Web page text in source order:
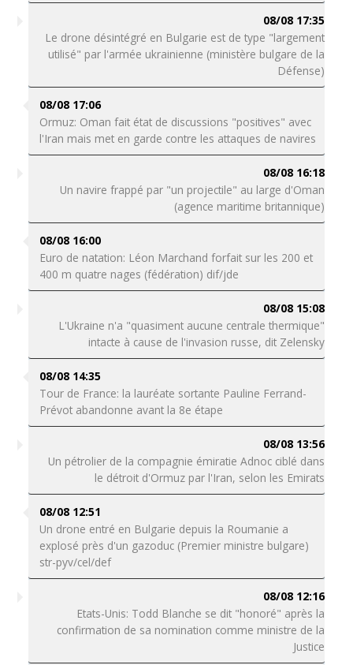
08/08 17:35
Le drone désintégré en Bulgarie est de type "largement
utilisé" par l'armée ukrainienne (ministère bulgare de la
Défense)
08/08 17:06
Ormuz: Oman fait état de discussions "positives" avec
l'Iran mais met en garde contre les attaques de navires
08/08 16:18
Un navire frappé par "un projectile" au large d'Oman
(agence maritime britannique)
08/08 16:00
Euro de natation: Léon Marchand forfait sur les 200 et
400 m quatre nages (fédération) dif/jde
08/08 15:08
L'Ukraine n'a "quasiment aucune centrale thermique"
intacte à cause de l'invasion russe, dit Zelensky
08/08 14:35
Tour de France: la lauréate sortante Pauline Ferrand-
Prévot abandonne avant la 8e étape
08/08 13:56
Un pétrolier de la compagnie émiratie Adnoc ciblé dans
le détroit d'Ormuz par l'Iran, selon les Emirats
08/08 12:51
Un drone entré en Bulgarie depuis la Roumanie a
explosé près d'un gazoduc (Premier ministre bulgare)
str-pyv/cel/def
08/08 12:16
Etats-Unis: Todd Blanche se dit "honoré" après la
confirmation de sa nomination comme ministre de la
Justice